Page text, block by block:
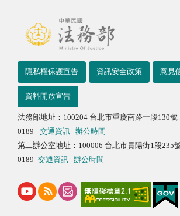
隱私權保護宣告 資訊安全政策 意見
資料開放宣告
法務部地址：100204 台北市重慶南路一段130
0189
交通資訊
辦公時間
第二辦公室地址：100006 台北市貴陽街1段
0189 交通資訊 辦公時間